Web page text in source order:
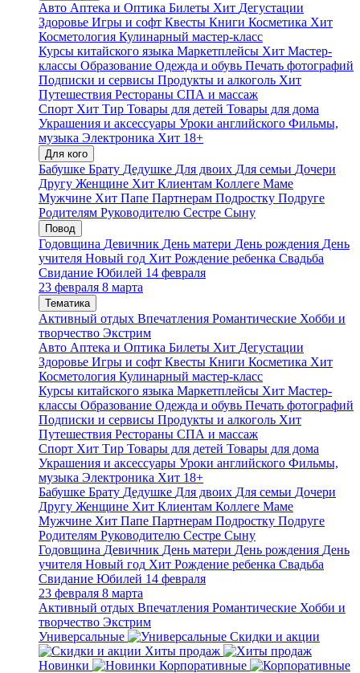
Авто Аптека и Оптика Билеты Хит Дегустации
Здоровье Игры и софт Квесты Книги Косметика Хит
Косметология Кулинарный мастер-класс
Курсы китайского языка Маркетплейсы Хит Мастер-
классы Образование Одежда и обувь Печать фотографий
Подписки и сервисы Продукты и алкоголь Хит
Путешествия Рестораны СПА и массаж
Спорт Хит Тир Товары для детей Товары для дома
Украшения и аксессуары Уроки английского Фильмы,
музыка Электроника Хит 18+
Для кого
Бабушке Брату Дедушке Для двоих Для семьи Дочери
Другу Женщине Хит Клиентам Коллеге Маме
Мужчине Хит Папе Партнерам Подростку Подруге
Родителям Руководителю Сестре Сыну
Повод
Годовщина Девичник День матери День рождения День
учителя Новый год Хит Рождение ребенка Свадьба
Свидание Юбилей 14 февраля
23 февраля 8 марта
Тематика
Активный отдых Впечатления Романтические Хобби и
творчество Экстрим
Авто Аптека и Оптика Билеты Хит Дегустации
Здоровье Игры и софт Квесты Книги Косметика Хит
Косметология Кулинарный мастер-класс
Курсы китайского языка Маркетплейсы Хит Мастер-
классы Образование Одежда и обувь Печать фотографий
Подписки и сервисы Продукты и алкоголь Хит
Путешествия Рестораны СПА и массаж
Спорт Хит Тир Товары для детей Товары для дома
Украшения и аксессуары Уроки английского Фильмы,
музыка Электроника Хит 18+
Бабушке Брату Дедушке Для двоих Для семьи Дочери
Другу Женщине Хит Клиентам Коллеге Маме
Мужчине Хит Папе Партнерам Подростку Подруге
Родителям Руководителю Сестре Сыну
Годовщина Девичник День матери День рождения День
учителя Новый год Хит Рождение ребенка Свадьба
Свидание Юбилей 14 февраля
23 февраля 8 марта
Активный отдых Впечатления Романтические Хобби и
творчество Экстрим
Универсальные
Скидки и акции
Хиты продаж
Новинки
Корпоративные